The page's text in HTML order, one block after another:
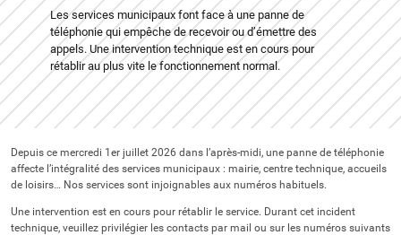
Les services municipaux font face à une panne de
téléphonie qui empêche de recevoir ou d’émettre des
appels. Une intervention technique est en cours pour
rétablir au plus vite le fonctionnement normal.
Depuis ce mercredi 1er juillet 2026 dans l’après-midi, une panne de téléphonie
affecte l’intégralité des services municipaux : mairie, centre technique, accueils
de loisirs… Nos services sont injoignables aux numéros habituels.
Une intervention est en cours pour rétablir le service. Durant cet incident
technique, veuillez privilégier les contacts par mail ou sur les numéros suivants